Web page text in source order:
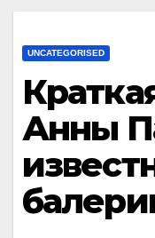
UNCATEGORISED
Анны